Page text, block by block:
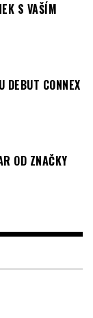
S VAŠÍM
DEBUT CONNEX
OD ZNAČKY